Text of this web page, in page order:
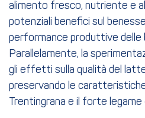
alimento fresco, nutriente e
potenziali benefici sul
performance produttive delle
Parallelamente, la
gli effetti sulla qualità del
preservando le
Trentingrana e il forte